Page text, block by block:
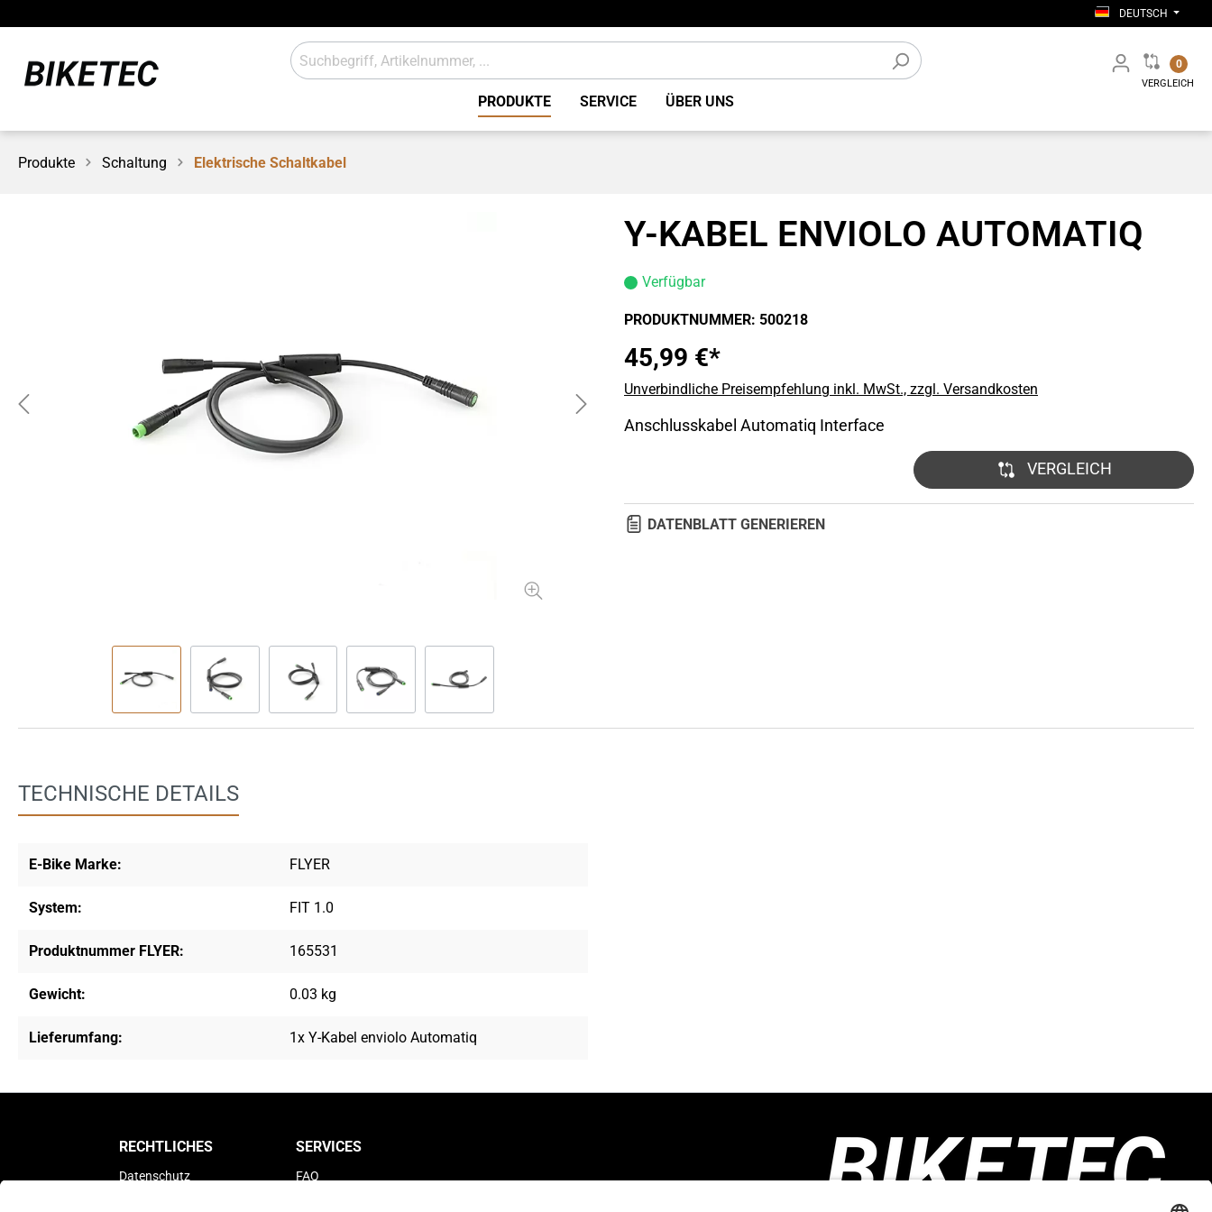
DEUTSCH
0
VERGLEICH
PRODUKTE SERVICE ÜBER UNS
E-Antrieb
Produkte Schaltung Elektrische Schaltkabel
Y-KABEL ENVIOLO AUTOMATIQ
Verfügbar
PRODUKTNUMMER: 500218
45,99 €*
Unverbindliche Preisempfehlung inkl. MwSt., zzgl. Versandkosten
Anschlusskabel Automatiq Interface
VERGLEICH
DATENBLATT GENERIEREN
TECHNISCHE DETAILS
E-Bike Marke: FLYER
System: FIT 1.0
Produktnummer FLYER: 165531
Gewicht: 0.03 kg
Lieferumfang: 1x Y-Kabel enviolo Automatiq
RECHTLICHES
Datenschutz
SERVICES
FAQ